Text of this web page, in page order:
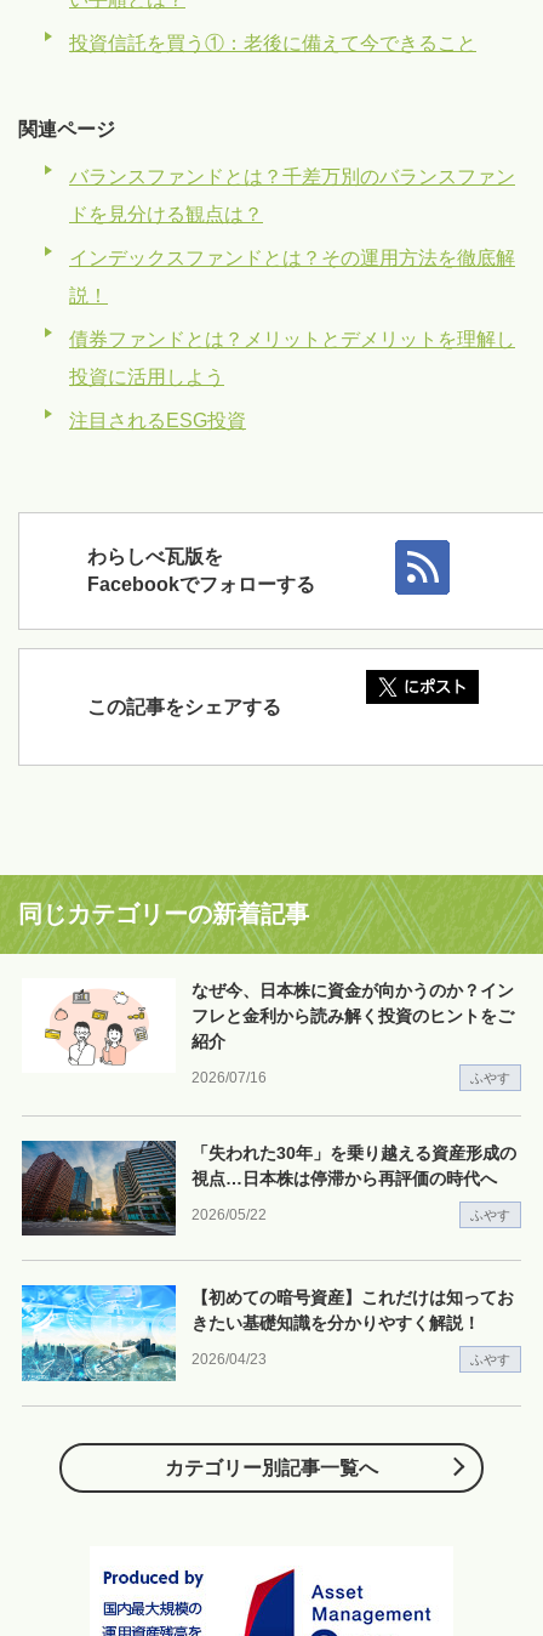
投資信託を買う①：老後に備えて今できること
関連ページ
バランスファンドとは？千差万別のバランスファン
ドを見分ける観点は？
インデックスファンドとは？その運用方法を徹底解
説！
債券ファンドとは？メリットとデメリットを理解し
投資に活用しよう
注目されるESG投資
わらしべ瓦版を
Facebookでフォローする
この記事をシェアする
同じカテゴリーの新着記事
2026/07/16 ふやす
なぜ今、日本株に資金が向かうのか？イン
フレと金利から読み解く投資のヒントをご
紹介
2026/05/22 ふやす
「失われた30年」を乗り越える資産形成の
視点…日本株は停滞から再評価の時代へ
2026/04/23 ふやす
【初めての暗号資産】これだけは知ってお
きたい基礎知識を分かりやすく解説！
カテゴリー別記事一覧へ